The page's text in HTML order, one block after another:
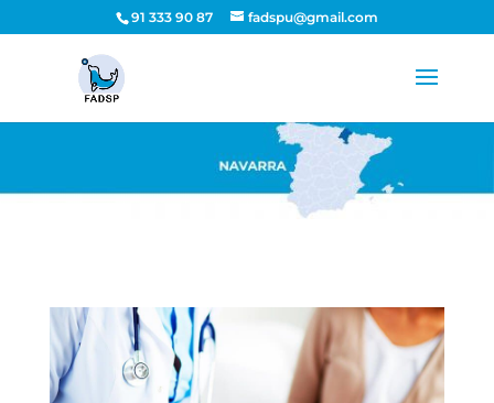
91 333 90 87 fadspu@gmail.com